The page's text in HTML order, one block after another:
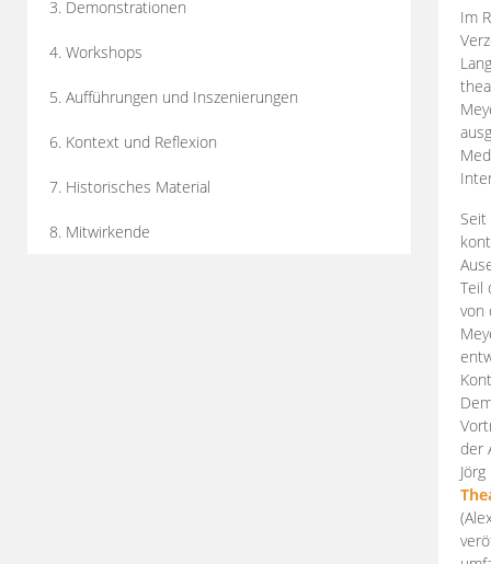
3. Demonstrationen
4. Workshops
5. Aufführungen und Inszenierungen
6. Kontext und Reflexion
7. Historisches Material
8. Mitwirkende
Im
Teil
von
der